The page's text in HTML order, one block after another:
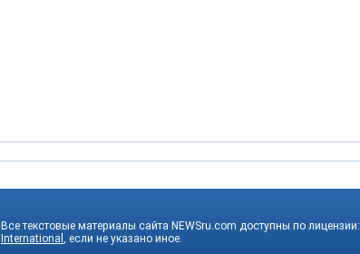
Все текстовые материалы сайта NEWSru.com доступны по лицензии:
International
, если не указано иное.